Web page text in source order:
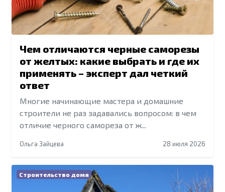
Чем отличаются черные саморезы
от желтых: какие выбрать и где их
применять – эксперт дал четкий
ответ
Многие начинающие мастера и домашние
строители не раз задавались вопросом: в чем
отличие черного самореза от ж...
Ольга Зайцева 28 июля 2026
Строительство дома